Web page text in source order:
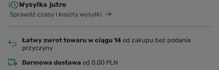
Wysyłka jutro
Sprawdź czasy i koszty wysyłki
Łatwy zwrot towaru w ciągu 14 od zakupu bez podania
przyczyny
Darmowa dostawa od 0,00 PLN